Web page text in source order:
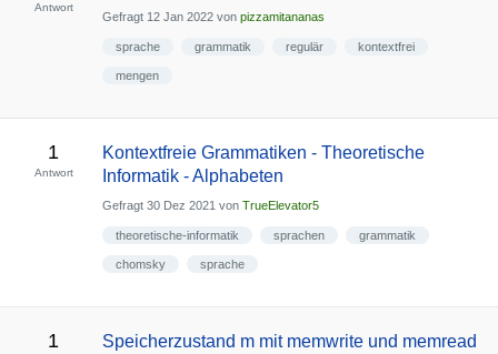
Antwort
Gefragt 12 Jan 2022 von pizzamitananas
sprache grammatik regulär kontextfrei
mengen
1
Antwort
Kontextfreie Grammatiken - Theoretische
Informatik - Alphabeten
Gefragt 30 Dez 2021 von TrueElevator5
theoretische-informatik sprachen grammatik
chomsky sprache
1
Speicherzustand m mit memwrite und memread